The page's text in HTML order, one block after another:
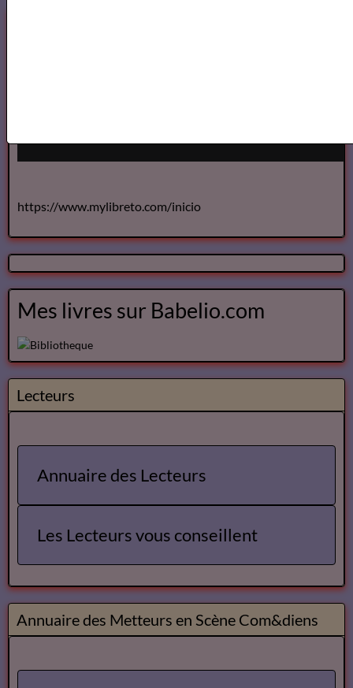
https://www.mylibreto.com/inicio
Mes livres sur Babelio.com
Lecteurs
Annuaire des Lecteurs
Les Lecteurs vous conseillent
Annuaire des Metteurs en Scène Com&diens